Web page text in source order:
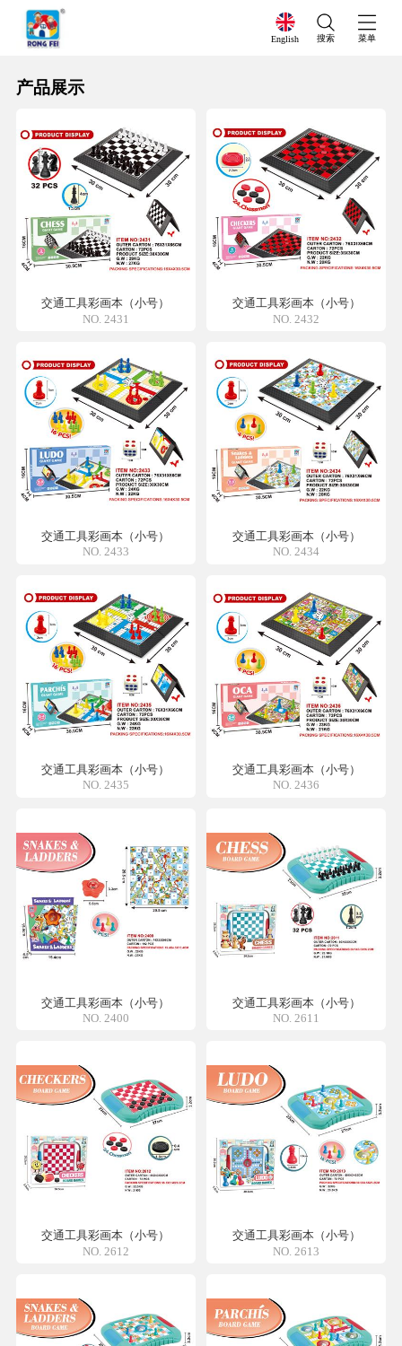
English 搜索 菜单
产品展示
交通工具彩画本（小号）
NO. 2431
交通工具彩画本（小号）
NO. 2432
交通工具彩画本（小号）
NO. 2433
交通工具彩画本（小号）
NO. 2434
交通工具彩画本（小号）
NO. 2435
交通工具彩画本（小号）
NO. 2436
交通工具彩画本（小号）
NO. 2400
交通工具彩画本（小号）
NO. 2611
交通工具彩画本（小号）
NO. 2612
交通工具彩画本（小号）
NO. 2613